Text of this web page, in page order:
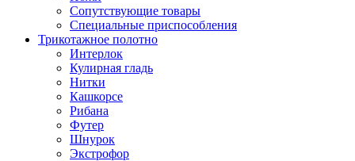
Сопутствующие товары
Специальные приспособления
Трикотажное полотно
Интерлок
Кулирная гладь
Нитки
Кашкорсе
Рибана
Футер
Шнурок
Экстрофор